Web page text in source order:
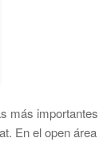
más importantes
En el open área